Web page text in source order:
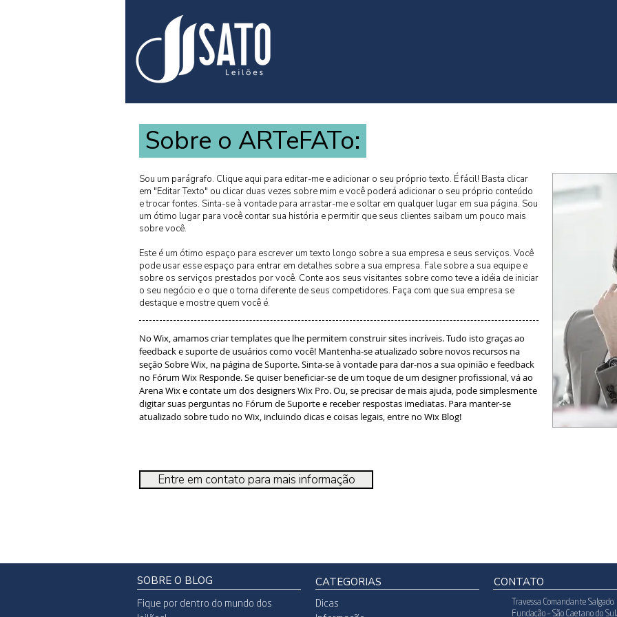
Sobre o ARTeFATo:
Sou um parágrafo. Clique aqui para editar-me e adicionar o seu próprio texto. É fácil! Basta clicar
em "Editar Texto" ou clicar duas vezes sobre mim e você poderá adicionar o seu próprio conteúdo
e trocar fontes. Sinta-se à vontade para arrastar-me e soltar em qualquer lugar em sua página. Sou
um ótimo lugar para você contar sua história e permitir que seus clientes saibam um pouco mais
sobre você.
Este é um ótimo espaço para escrever um texto longo sobre a sua empresa e seus serviços. Você
pode usar esse espaço para entrar em detalhes sobre a sua empresa. Fale sobre a sua equipe e
sobre os serviços prestados por você. Conte aos seus visitantes sobre como teve a idéia de iniciar
o seu negócio e o que o torna diferente de seus competidores. Faça com que sua empresa se
destaque e mostre quem você é.
No Wix, amamos criar templates que lhe permitem construir sites incríveis. Tudo isto graças ao
feedback e suporte de usuários como você! Mantenha-se atualizado sobre novos recursos na
seção Sobre Wix, na página de Suporte. Sinta-se à vontade para dar-nos a sua opinião e feedback
no Fórum Wix Responde. Se quiser beneficiar-se de um toque de um designer profissional, vá ao
Arena Wix e contate um dos designers Wix Pro. Ou, se precisar de mais ajuda, pode simplesmente
digitar suas perguntas no Fórum de Suporte e receber respostas imediatas. Para manter-se
atualizado sobre tudo no Wix, incluindo dicas e coisas legais, entre no Wix Blog!
Entre em contato para mais informação
SOBRE O BLOG
Fique por dentro do mundo dos
CATEGORIAS
Dicas
CONTATO
Travessa Comandante
Fundação – São Caetano do